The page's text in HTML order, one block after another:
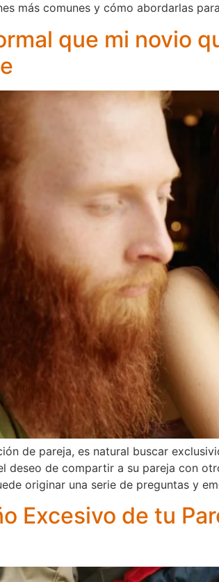
más comunes y cómo abordarlas
que mi novio
de pareja, es natural buscar
deseo de compartir a su pareja con
originar una serie de preguntas y
Excesivo de tu